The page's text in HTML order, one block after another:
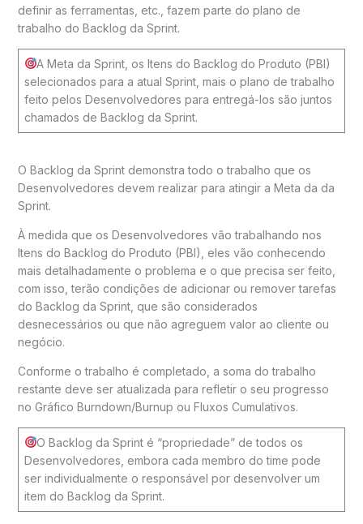
definir as ferramentas, etc., fazem parte do plano de
trabalho do Backlog da Sprint.
A Meta da Sprint, os Itens do Backlog do Produto (PBI)
selecionados para a atual Sprint, mais o plano de trabalho
feito pelos Desenvolvedores para entregá-los são juntos
chamados de Backlog da Sprint.
O Backlog da Sprint demonstra todo o trabalho que os
Desenvolvedores devem realizar para atingir a Meta da da
Sprint.
À medida que os Desenvolvedores vão trabalhando nos
Itens do Backlog do Produto (PBI), eles vão conhecendo
mais detalhadamente o problema e o que precisa ser feito,
com isso, terão condições de adicionar ou remover tarefas
do Backlog da Sprint, que são considerados
desnecessários ou que não agreguem valor ao cliente ou
negócio.
Conforme o trabalho é completado, a soma do trabalho
restante deve ser atualizada para refletir o seu progresso
no Gráfico Burndown/Burnup ou Fluxos Cumulativos.
O Backlog da Sprint é “propriedade” de todos os
Desenvolvedores, embora cada membro do time pode
ser individualmente o responsável por desenvolver um
item do Backlog da Sprint.